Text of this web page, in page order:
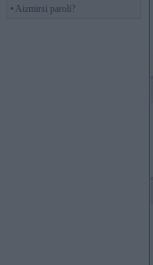
• Aizmirsi paroli?